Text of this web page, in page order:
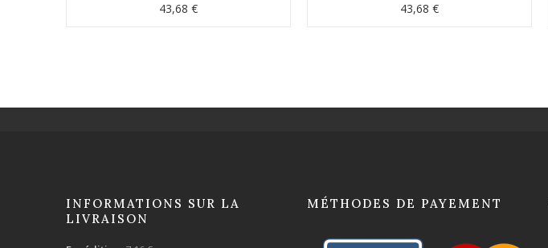
43,68 € 43,68 €
INFORMATIONS SUR LA
LIVRAISON
MÉTHODES DE PAYEMENT